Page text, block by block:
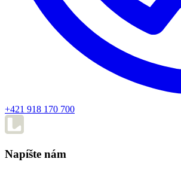
+421 918 170 700
Napíšte nám